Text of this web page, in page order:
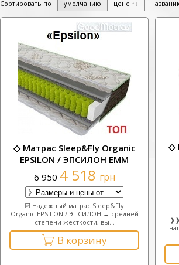
Сортировать по умолчанию цене ↑ ↓
◇ Матрас Sleep&Fly Organic
EPSILON / ЭПСИЛОН ЕММ
6 950 4 518 грн
☑️ Надежный матрас Sleep&Fly
Organic EPSILON / ЭПСИЛОН ↔ средней
степени жесткости, вы...
В корзину
◇